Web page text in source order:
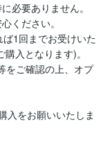
必要ありません。
ください。
1回までお受けいた
入となります)。
をご確認の上、オプ
入をお願いいたしま